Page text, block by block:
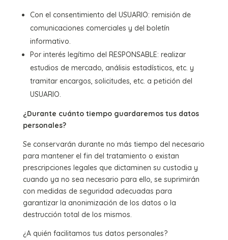
Con el consentimiento del USUARIO: remisión de
comunicaciones comerciales y del boletín
informativo.
Por interés legítimo del RESPONSABLE: realizar
estudios de mercado, análisis estadísticos, etc. y
tramitar encargos, solicitudes, etc. a petición del
USUARIO.
¿Durante cuánto tiempo guardaremos tus datos
personales?
Se conservarán durante no más tiempo del necesario
para mantener el fin del tratamiento o existan
prescripciones legales que dictaminen su custodia y
cuando ya no sea necesario para ello, se suprimirán
con medidas de seguridad adecuadas para
garantizar la anonimización de los datos o la
destrucción total de los mismos.
¿A quién facilitamos tus datos personales?